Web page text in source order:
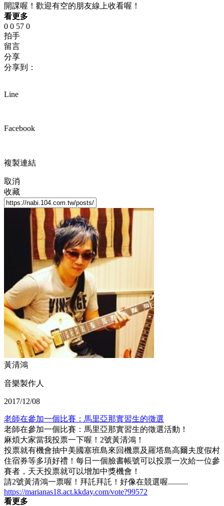
開課喔！歡迎有空的朋友線上收看喔！
看更多
0 0 57 0
拍手
留言
分享
分享到：
Line
Facebook
複製連結
取消
收藏
黃清鴻
音樂製作人
2017/12/08
老師在參加一個比賽：馬里亞那實習生的徵選
老師在參加一個比賽：馬里亞那實習生的徵選活動！
麻煩大家當我投票一下喔！2號黃清鴻！
投票就有機會抽中美國塞班島來回機票及羅塔島高爾夫度假村
住宿券等多項好禮！每日一個臉書帳號可以投票一次給一位參
賽者，天天投票就可以增加中獎機會！
請2號黃清鴻一票喔！拜託拜託！好像在競選喔..........
https://marianas18.act.kkday.com/vote?99572
看更多